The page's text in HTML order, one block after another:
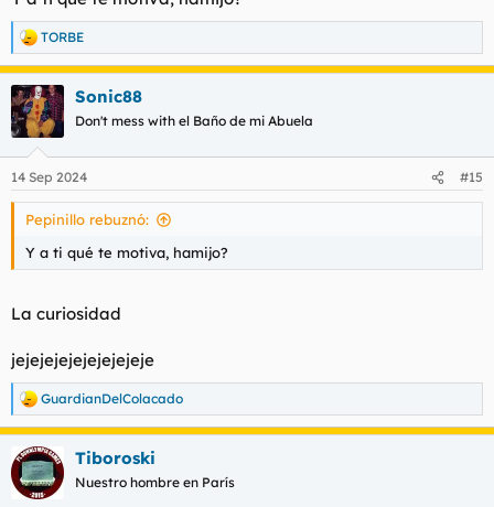
R
e
a
c
c
i
e
s
TORBE
Sonic88
Don't mess with el Baño de mi Abuela
14 Sep 2024 #15
Pepinillo rebuznó:
Y a ti qué te motiva, hamijo?
La curiosidad
jejejejejejejejejeje
R
e
a
c
c
i
GuardianDelColacado
Tiboroski
Nuestro hombre en París